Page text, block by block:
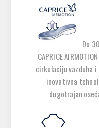
Do
CAPRICE
cirkulaciju vazduha i
inovativna
dugotrajan